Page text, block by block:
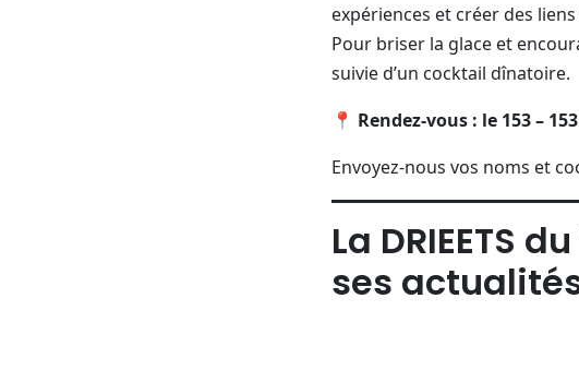
expériences et créer des
Pour briser la glace et
suivie d’un cocktail dînatoire.
📍 Rendez-vous : le 153 –
Envoyez-nous vos noms et
La DRIEETS
ses